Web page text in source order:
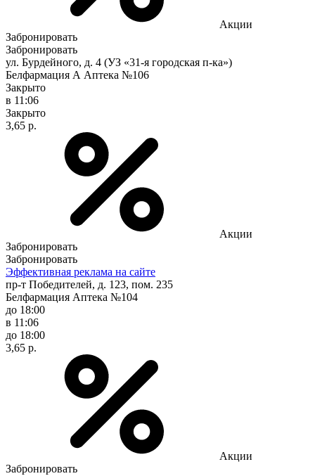
Акции
Забронировать
Забронировать
ул. Бурдейного, д. 4 (УЗ «31-я городская п-ка»)
Белфармация А Аптека №106
Закрыто
в 11:06
Закрыто
3,65 р.
Акции
Забронировать
Забронировать
Эффективная реклама на сайте
пр-т Победителей, д. 123, пом. 235
Белфармация Аптека №104
до 18:00
в 11:06
до 18:00
3,65 р.
Акции
Забронировать